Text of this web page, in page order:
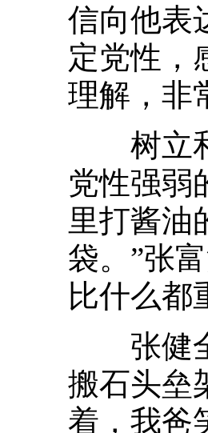
信向他表
定党性，
理解，非
树立和
党性强弱
里打酱油
袋。”张
比什么都
张健全
搬石头垒
着，我爸